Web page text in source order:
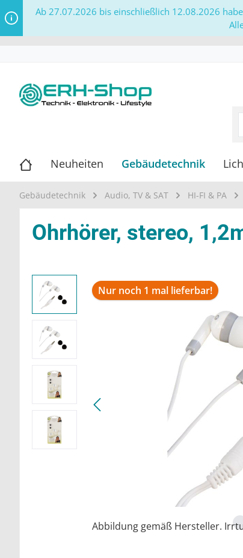
Ab 27.07.2026 bis einschließlich 12.08.2026
Neuheiten Gebäudetechnik
Gebäudetechnik Audio, TV & SAT HI-FI & PA
Ohrhörer, stereo,
Nur noch 1 mal lieferbar!
Abbildung gemäß Hersteller.